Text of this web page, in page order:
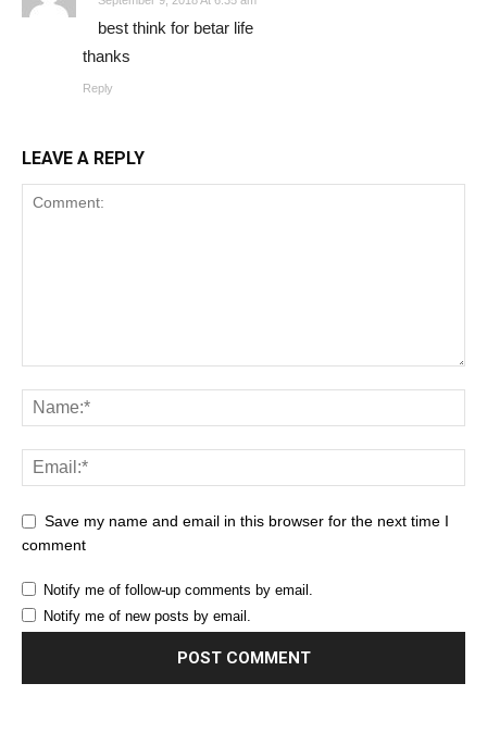
best think for betar life
thanks
Reply
LEAVE A REPLY
Save my name and email in this browser for the next time I
comment
Notify me of follow-up comments by email.
Notify me of new posts by email.